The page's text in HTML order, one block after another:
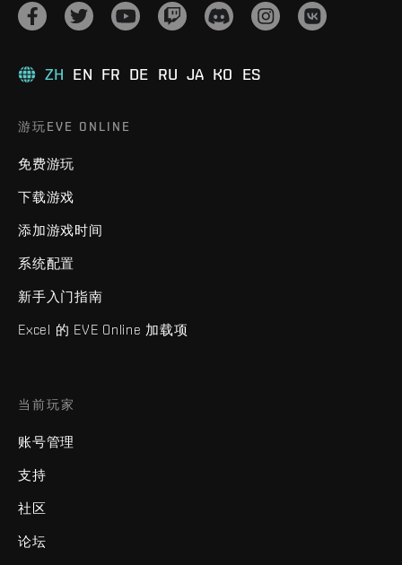
ZH EN FR DE RU JA KO ES
游玩EVE ONLINE
免费游玩
下载游戏
添加游戏时间
系统配置
新手入门指南
Excel 的 EVE Online 加载项
当前玩家
账号管理
支持
社区
论坛